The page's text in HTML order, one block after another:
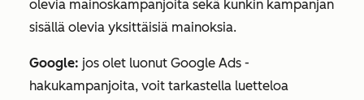
olevia mainoskampanjoita sekä kunkin kampanjan
sisällä olevia yksittäisiä mainoksia.
Google: jos olet luonut Google Ads -
hakukampanjoita, voit tarkastella luetteloa